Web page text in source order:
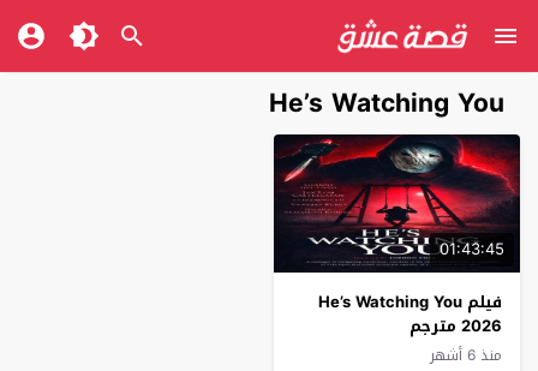
He’s Watching You
01:43:45
فيلم He’s Watching You
2026 مترجم
منذ 6 أشهر